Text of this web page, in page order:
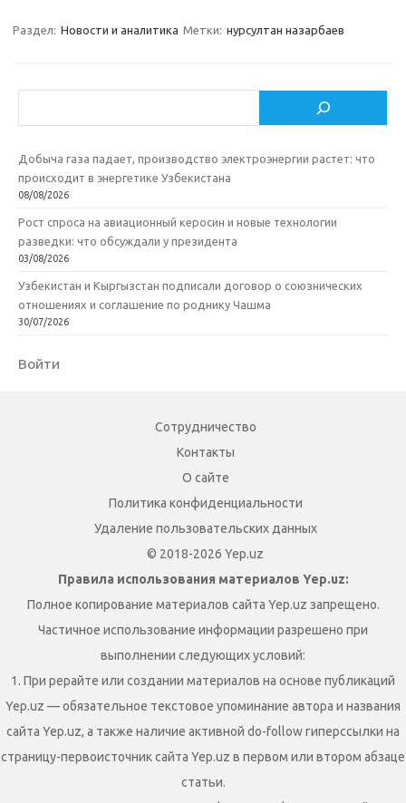
Раздел: Новости и аналитика Метки: нурсултан назарбаев
Добыча газа падает, производство электроэнергии растет: что
происходит в энергетике Узбекистана
08/08/2026
Рост спроса на авиационный керосин и новые технологии
разведки: что обсуждали у президента
03/08/2026
Узбекистан и Кыргызстан подписали договор о союзнических
отношениях и соглашение по роднику Чашма
30/07/2026
Войти
Сотрудничество
Контакты
О сайте
Политика конфиденциальности
Удаление пользовательских данных
© 2018-2026 Yep.uz
Правила использования материалов Yep.uz:
Полное копирование материалов сайта Yep.uz запрещено.
Частичное использование информации разрешено при
выполнении следующих условий:
1. При рерайте или создании материалов на основе публикаций
Yep.uz — обязательное текстовое упоминание автора и названия
сайта Yep.uz, а также наличие активной do-follow гиперссылки на
страницу-первоисточник сайта Yep.uz в первом или втором абзаце
статьи.